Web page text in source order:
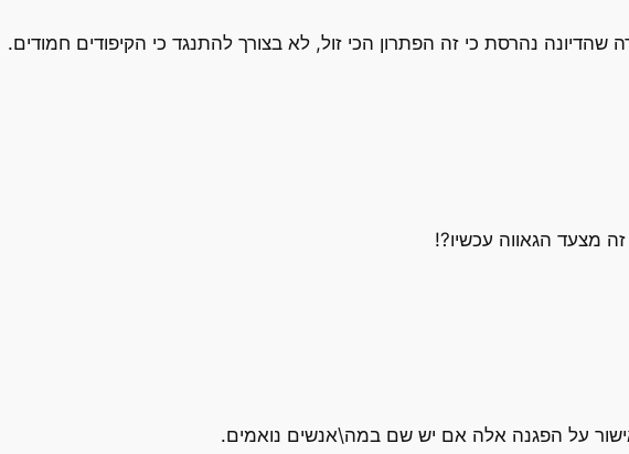
נהרסת כי זה הפתרון הכי זול, לא בצורך להתנגד כי הקיפודים חמודים.
מצעד הגאווה עכשיו?!
על הפגנה אלה אם יש שם במה\אנשים נואמים.